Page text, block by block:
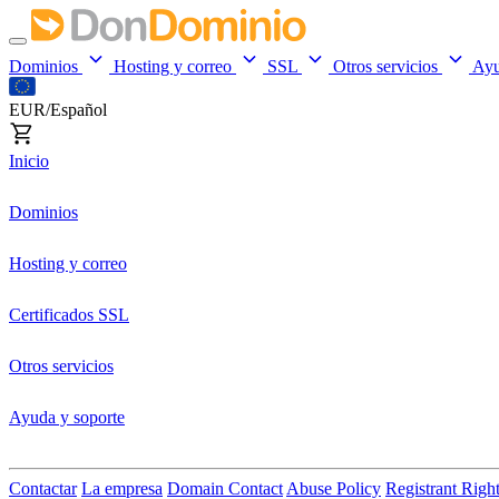
Dominios Hosting y correo SSL Otros servicios
EUR/Español
Inicio
Dominios
Hosting y correo
Certificados SSL
Otros servicios
Ayuda y soporte
Contactar La empresa Domain Contact Abuse Policy Registrant